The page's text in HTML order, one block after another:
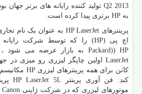
Q2 2013تولید کننده رایانه های برتر جهان
به HP برتری پیدا کرده است.
پرینترهای HP LaserJet به عنوان یک نام
اچ پی HP)) را که توسط شرکت رایانه
Packard)) HP به بازار عرضه می
LaserJet
کانن برای همه پرینترهای لیزریHP
کند. فن آوری پرینتر HP LaserJet 5L
موتورهای لیزری که در شرکت ژاپنی Canon